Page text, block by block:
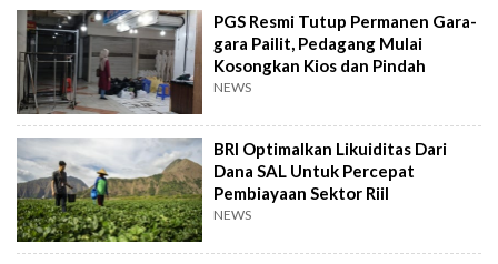
PGS Resmi Tutup Permanen Gara-
gara Pailit, Pedagang Mulai
Kosongkan Kios dan Pindah
NEWS
BRI Optimalkan Likuiditas Dari
Dana SAL Untuk Percepat
Pembiayaan Sektor Riil
NEWS